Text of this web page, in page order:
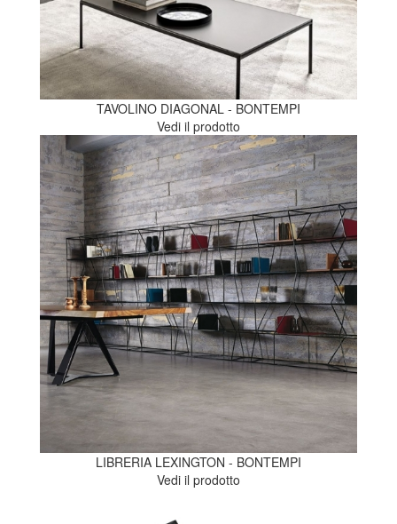
TAVOLINO DIAGONAL - BONTEMPI
Vedi il prodotto
LIBRERIA LEXINGTON - BONTEMPI
Vedi il prodotto